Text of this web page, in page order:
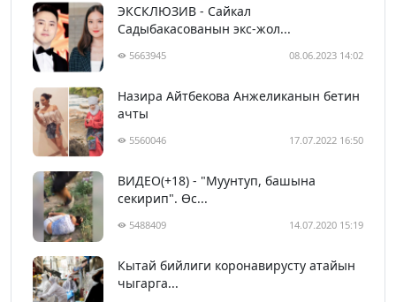
ЭКСКЛЮЗИВ - Сайкал
Садыбакасованын экс-жол...
5663945 08.06.2023 14:02
Назира Айтбекова Анжеликанын бетин
ачты
5560046 17.07.2022 16:50
ВИДЕО(+18) - "Муунтуп, башына
секирип". Өс...
5488409 14.07.2020 15:19
Кытай бийлиги коронавирусту атайын
чыгарга...